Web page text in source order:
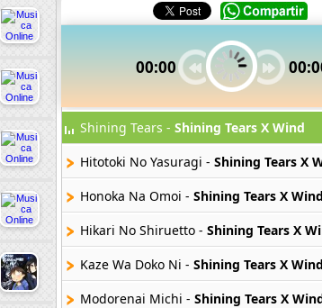
00:00
Shining Tears - Shining Tears X Wind
Hitotoki No Yasuragi - Shining Tears X
Honoka Na Omoi - Shining Tears X Wind
Hikari No Shiruetto - Shining Tears X
Kaze Wa Doko Ni - Shining Tears X Wind
Modorenai Michi - Shining Tears X